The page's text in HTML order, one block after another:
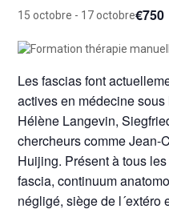
15 octobre - 17 octobre€750
Les fascias font
actives en médecine
Hélène Langevin,
chercheurs comme Jean-
Huijing. Présent à tous
fascia, continuum
négligé, siège de l´extéro